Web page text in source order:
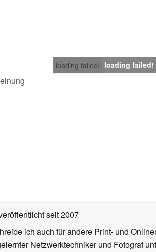
loading failed! loading failed!
seit 2007
ich auch für andere Print- und
Netzwerktechniker und Fotograf